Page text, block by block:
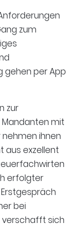
zum
gehen per App
zur
Mandanten mit
ihnen
aus exzellent
erfolgter
bei
verschafft sich